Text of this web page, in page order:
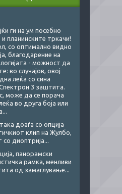
ги на ум посебно
планинските тркачи!
со оптимално видно
благодарение на
- можност да
во случајов, овој
леќа со сина
Спектрон 3 заштита.
може да се порача
во друга боја или
доаѓа со опција
клип на Жулбо,
со диоптрија...
панорамски
рамка, менливи
од замаглување...